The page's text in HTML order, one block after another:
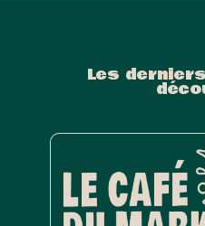
Les